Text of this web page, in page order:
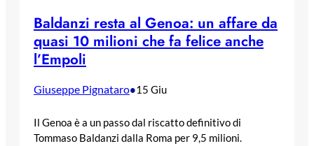
Baldanzi resta al Genoa: un affare da
quasi 10 milioni che fa felice anche
l’Empoli
Giuseppe Pignataro•15 Giu
Il Genoa è a un passo dal riscatto definitivo di
Tommaso Baldanzi dalla Roma per 9,5 milioni.